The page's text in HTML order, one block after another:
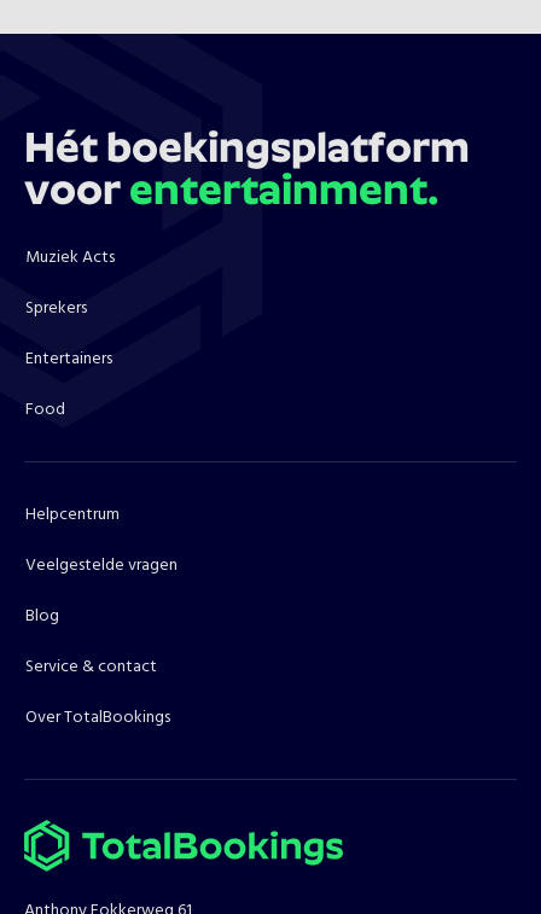
Hét boekingsplatform
voor entertainment.
Muziek Acts
Sprekers
Entertainers
Food
Helpcentrum
Veelgestelde vragen
Blog
Service & contact
Over TotalBookings